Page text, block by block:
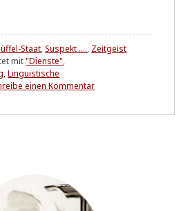
Staat,Suspekt ...., Zeitgeist
mit"Dienste",
,Linguistische
einen Kommentarzu